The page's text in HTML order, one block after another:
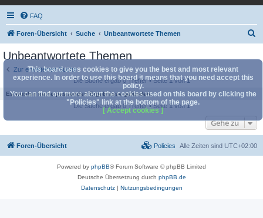
FAQ
Foren-Übersicht Suche Unbeantwortete Themen
c
Unbeantwortete Themen
Zur erweiterten Suche
Die Suche ergab 0 Treffer • Seite 1von1
Es wurden keine passenden Ergebnisse gefunden.
Die Suche ergab 0 Treffer • Seite 1von1
Gehe zu
This board uses cookies to give you the best and most relevant
experience. In order to use this board it means that you need accept this
policy.
You can find out more about the cookies used on this board by clicking the
"Policies" link at the bottom of the page.
[ Accept cookies ]
Foren-Übersicht Alle Zeiten sind UTC+02:00
Policies
Powered by phpBB® Forum Software © phpBB Limited
Deutsche Übersetzung durch phpBB.de
Datenschutz| Nutzungsbedingungen